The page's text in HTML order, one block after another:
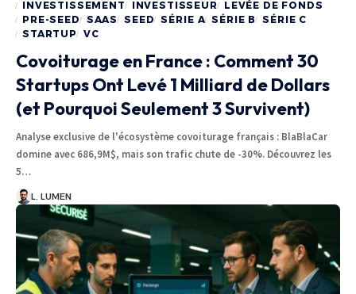
INVESTISSEMENT
INVESTISSEUR
LEVÉE DE FONDS
PRE-SEED SAAS SEED SÉRIE A SÉRIE B SÉRIE C
STARTUP VC
Covoiturage en France : Comment 30
Startups Ont Levé 1 Milliard de Dollars
(et Pourquoi Seulement 3 Survivent)
Analyse exclusive de l'écosystème covoiturage français : BlaBlaCar
domine avec 686,9M$, mais son trafic chute de -30%. Découvrez les
5…
L. LUMEN